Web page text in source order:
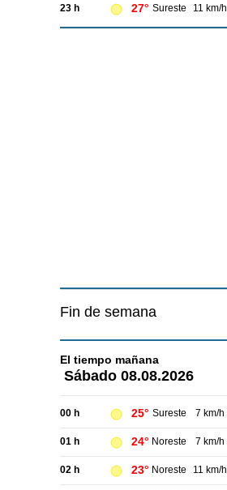
23 h 27° Sureste 11 km/h
Fin de semana
El tiempo mañana
Sábado 08.08.2026
00 h 25° Sureste 7 km/h
01 h 24° Noreste 7 km/h
02 h 23° Noreste 11 km/h